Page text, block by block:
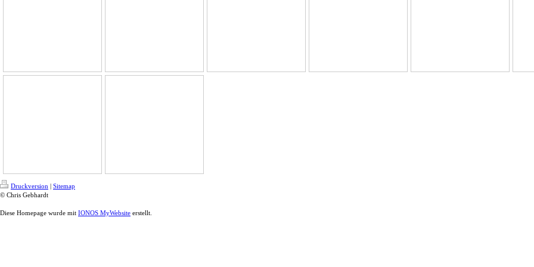
Druckversion | Sitemap
© Chris Gebhardt
Diese Homepage wurde mit IONOS MyWebsite erstellt.